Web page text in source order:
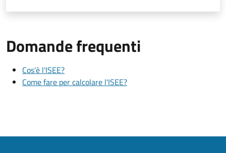
Domande frequenti
Cos'è l'ISEE?
Come fare per calcolare l'ISEE?